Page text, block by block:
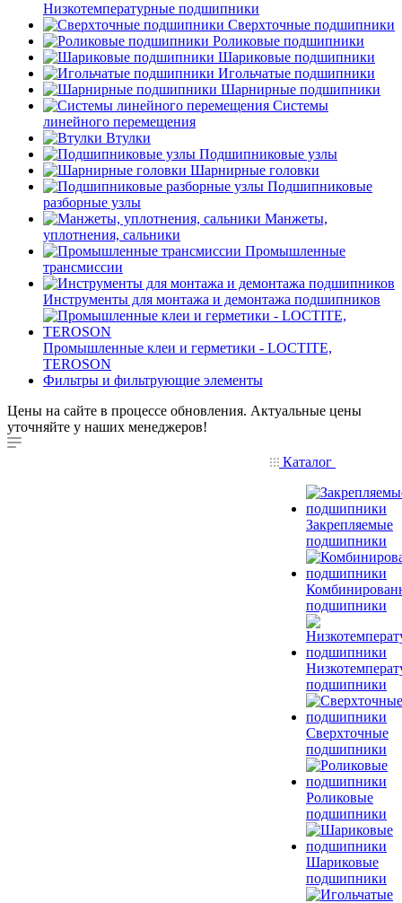
Низкотемпературные подшипники
Сверхточные подшипники
Роликовые подшипники
Шариковые подшипники
Игольчатые подшипники
Шарнирные подшипники
Системы
линейного перемещения
Втулки
Подшипниковые узлы
Шарнирные головки
Подшипниковые
разборные узлы
Манжеты,
уплотнения, сальники
Промышленные
трансмиссии
Инструменты для монтажа и демонтажа подшипников
Промышленные клеи и герметики - LOCTITE,
TEROSON
Фильтры и фильтрующие элементы
Цены на сайте в процессе обновления. Актуальные цены
уточняйте у наших менеджеров!
Каталог
Закрепляемые
подшипники
подшипники
подшипники
Сверхточные
подшипники
Роликовые
подшипники
Шариковые
подшипники